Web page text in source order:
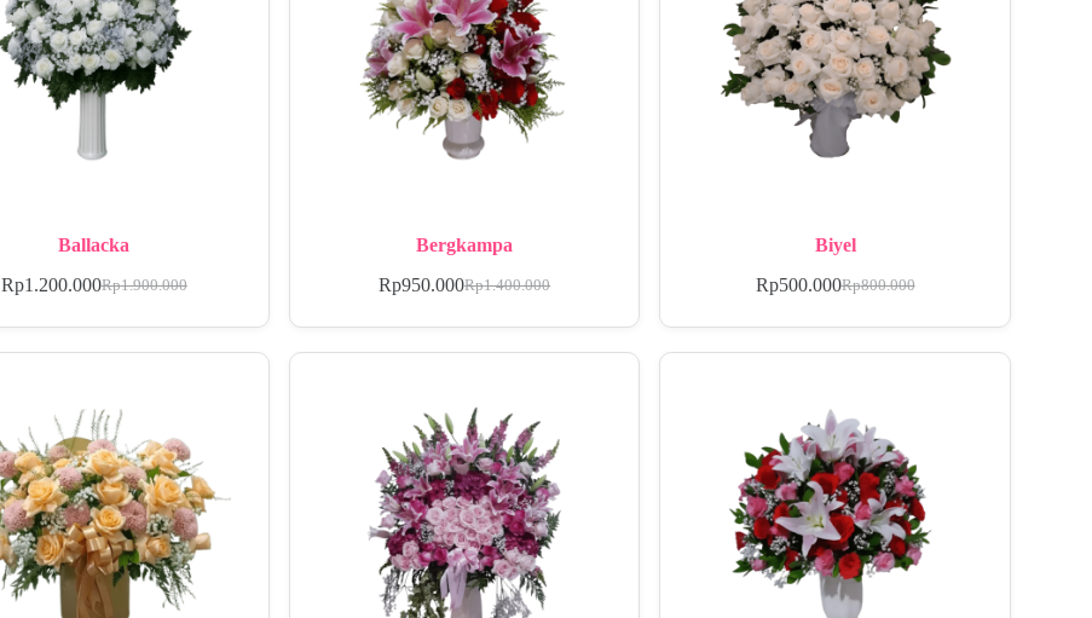
Ballacka
Rp1.900.000
Rp1.200.000
Bergkampa
Rp1.400.000
Rp950.000
Biyel
Rp800.000
Rp500.000